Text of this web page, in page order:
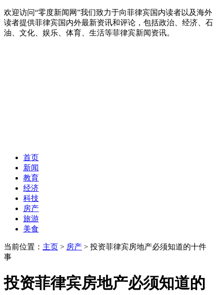
欢迎访问“零度新闻网”我们致力于向菲律宾国内读者以及海外
读者提供菲律宾国内外最新资讯和评论，包括政治、经济、石
油、文化、娱乐、体育、生活等菲律宾新闻资讯。
首页
新闻
教育
经济
科技
房产
旅游
美食
当前位置： 主页 > 房产 > 投资菲律宾房地产必须知道的十件
事
投资菲律宾房地产必须知道的